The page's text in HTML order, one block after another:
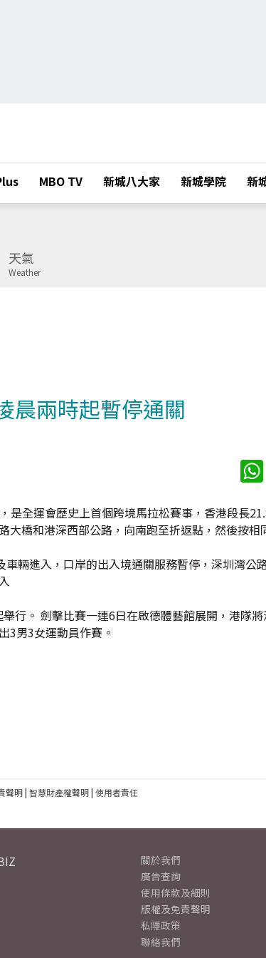
MBO TV 新城八大家 新城學院 新
天氣
Weather
晨兩時起暫停通關
全運會歷史上首個跨境馬拉松賽事，香港段長
橋和港深西部公路，向南跑至折返點，然後按相
輛進入，口岸的出入境通關服務暫停，深圳灣公
行。 劍擊比賽一連6日在啟德體藝館展開，港隊
3男3女運動員作賽。
聲明| 智慧財產權聲明| 使用者責任
關於我們
廣告查詢
使用條款及細則
版權及免責聲明
私隱政策
聯絡我們